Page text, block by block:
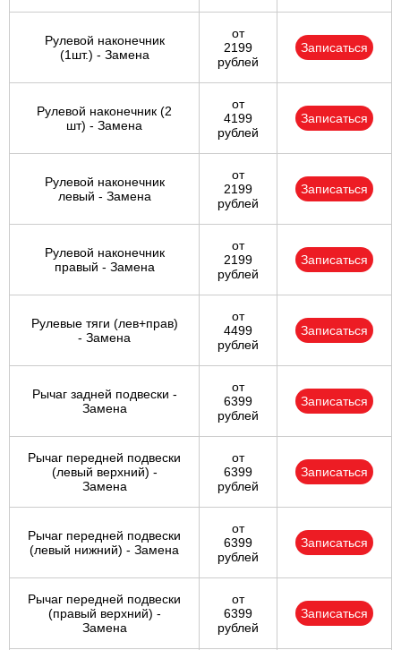
Рулевой наконечник
(1шт.) - Замена
от
2199
рублей
Записаться
Рулевой наконечник (2
шт) - Замена
от
4199
рублей
Записаться
Рулевой наконечник
левый - Замена
от
2199
рублей
Записаться
Рулевой наконечник
правый - Замена
от
2199
рублей
Записаться
Рулевые тяги (лев+прав)
- Замена
от
4499
рублей
Записаться
Рычаг задней подвески -
Замена
от
6399
рублей
Записаться
Рычаг передней подвески
(левый верхний) -
Замена
от
6399
рублей
Записаться
Рычаг передней подвески
(левый нижний) - Замена
от
6399
рублей
Записаться
Рычаг передней подвески
(правый верхний) -
Замена
от
6399
рублей
Записаться